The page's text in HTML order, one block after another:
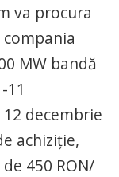
va procura
MW bandă
11
decembrie
achiziție,
450 RON/